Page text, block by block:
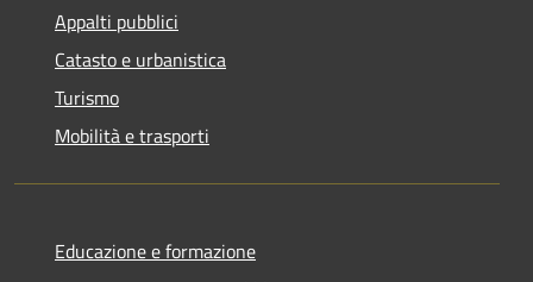
Appalti pubblici
Catasto e urbanistica
Turismo
Mobilità e trasporti
Educazione e formazione